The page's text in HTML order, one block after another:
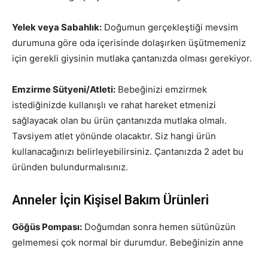
Yelek veya Sabahlık: Doğumun gerçekleştiği mevsim
durumuna göre oda içerisinde dolaşırken üşütmemeniz
için gerekli giysinin mutlaka çantanızda olması gerekiyor.
Emzirme Sütyeni/Atleti: Bebeğinizi emzirmek
istediğinizde kullanışlı ve rahat hareket etmenizi
sağlayacak olan bu ürün çantanızda mutlaka olmalı.
Tavsiyem atlet yönünde olacaktır. Siz hangi ürün
kullanacağınızı belirleyebilirsiniz. Çantanızda 2 adet bu
üründen bulundurmalısınız.
Anneler İçin Kişisel Bakım Ürünleri
Göğüs Pompası: Doğumdan sonra hemen sütünüzün
gelmemesi çok normal bir durumdur. Bebeğinizin anne